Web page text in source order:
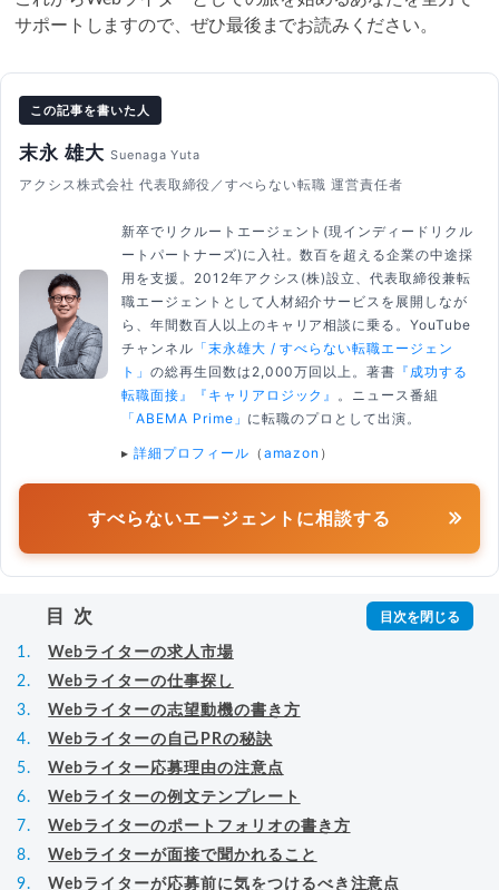
サポートしますので、ぜひ最後までお読みください。
この記事を書いた人
末永 雄大 Suenaga Yuta
アクシス株式会社 代表取締役／すべらない転職 運営責任者
新卒でリクルートエージェント(現インディードリクル
ートパートナーズ)に入社。数百を超える企業の中途採
用を支援。2012年アクシス(株)設立、代表取締役兼転
職エージェントとして人材紹介サービスを展開しなが
ら、年間数百人以上のキャリア相談に乗る。YouTube
チャンネル 「末永雄大 / すべらない転職エージェン
ト」 の総再生回数は2,000万回以上。著書 『成功する
転職面接』
『キャリアロジック』
。ニュース番組
「ABEMA Prime」 に転職のプロとして出演。
▸ 詳細プロフィール （ amazon ）
すべらないエージェントに相談する
目次
Webライターの求人市場
Webライターの仕事探し
Webライターの志望動機の書き方
Webライターの自己PRの秘訣
Webライター応募理由の注意点
Webライターの例文テンプレート
Webライターのポートフォリオの書き方
Webライターが面接で聞かれること
Webライターが応募前に気をつけるべき注意点